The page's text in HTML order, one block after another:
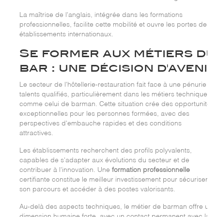
La maîtrise de l'anglais, intégrée dans les formations
professionnelles, facilite cette mobilité et ouvre les portes des
établissements internationaux.
Se former aux métiers du
bar : une décision d'avenir
Le secteur de l'hôtellerie-restauration fait face à une pénurie de
talents qualifiés, particulièrement dans les métiers techniques
comme celui de barman. Cette situation crée des opportunités
exceptionnelles pour les personnes formées, avec des
perspectives d'embauche rapides et des conditions
attractives.
Les établissements recherchent des profils polyvalents,
capables de s'adapter aux évolutions du secteur et de
contribuer à l'innovation. Une formation professionnelle
certifiante constitue le meilleur investissement pour sécuriser
son parcours et accéder à des postes valorisants.
Au-delà des aspects techniques, le métier de barman offre une
dimension humaine forte, avec un contact permanent avec la